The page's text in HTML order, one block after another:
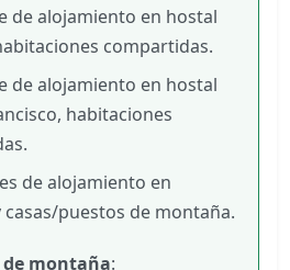
de alojamiento en hostal
compartidas.
de alojamiento en hostal
habitaciones
de alojamiento en
puestos de montaña.
montaña: